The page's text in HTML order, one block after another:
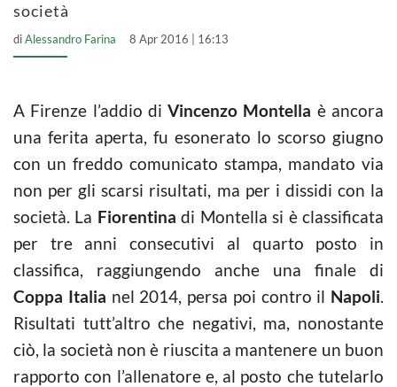
società
diAlessandro Farina 8 Apr 2016 | 16:13
A Firenze l’addio diVincenzo Montella è ancora
una ferita aperta, fu esonerato lo scorso giugno
con un freddo comunicato stampa, mandato via
non per gli scarsi risultati, ma per i dissidi con la
società. La Fiorentina di Montella si è classificata
per tre anni consecutivi al quarto posto in
classifica, raggiungendo anche una finale di
Coppa Italia nel 2014, persa poi contro il Napoli.
Risultati tutt’altro che negativi, ma, nonostante
ciò, la società non è riuscita a mantenere un buon
rapporto con l’allenatore e, al posto che tutelarlo